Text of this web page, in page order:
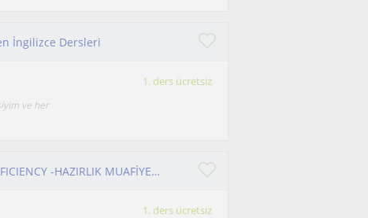
İngilizce Dersleri
1. ders ücretsiz
ve her
YDS-YÖKDİL-YKS-DİL-TOEFL- IELTS- PTE- PROFICIENCY -HAZIRLIK MUAFİYET-GENEL İNGİLİZCE-LGS
1. ders ücretsiz